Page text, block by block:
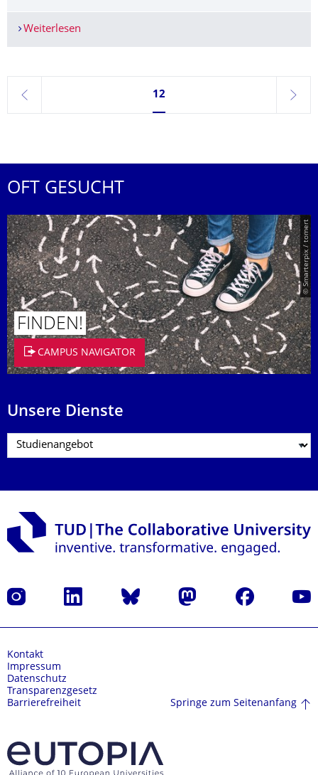
Weiterlesen
zurück
Seite 12, aktuell ausgewählt
12
weiter
OFT GESUCHT
© Smarterpix / tomert
FINDEN!
CAMPUS NAVIGATOR
Unsere Dienste
Instagram LinkedIn Bluesky Mastodon Facebook
Kontakt
Impressum
Datenschutz
Transparenzgesetz
Barrierefreiheit
Springe zum Seitenanfang